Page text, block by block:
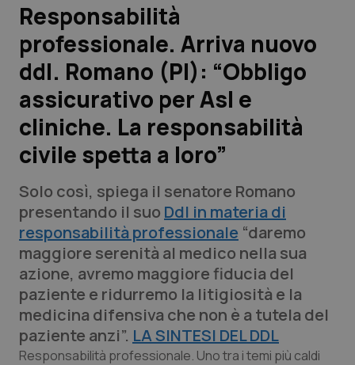
Scienza e Farmaci
Studi e Analisi
Lettere al direttore
Edizioni Regionali
QS Pro
Professionisti Sanitari.AI
Abruzzo
Basilicata
Calabria
QS Pro Gold
Artrite & artrosi
Asma & BPCO
QS Club Newsletter
Responsabilità
professionale. Arriva nuovo
ddl. Romano (PI): “Obbligo
assicurativo per Asl e
cliniche. La responsabilità
civile spetta a loro”
Solo così, spiega il senatore Romano
presentando il suo Ddl in materia di
responsabilità professionale “daremo
maggiore serenità al medico nella sua
azione, avremo maggiore fiducia del
paziente e ridurremo la litigiosità e la
medicina difensiva che non è a tutela del
paziente anzi”. LA SINTESI DEL DDL
Responsabilità professionale. Uno tra i temi più caldi